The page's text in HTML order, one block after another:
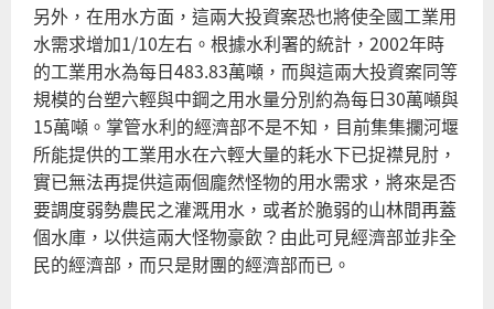
另外，在用水方面，這兩大投資案恐也將使全國工業用
水需求增加1/10左右。根據水利署的統計，2002年時
的工業用水為每日483.83萬噸，而與這兩大投資案同等
規模的台塑六輕與中鋼之用水量分別約為每日30萬噸與
15萬噸。掌管水利的經濟部不是不知，目前集集攔河堰
所能提供的工業用水在六輕大量的耗水下已捉襟見肘，
實已無法再提供這兩個龐然怪物的用水需求，將來是否
要調度弱勢農民之灌溉用水，或者於脆弱的山林間再蓋
個水庫，以供這兩大怪物豪飲？由此可見經濟部並非全
民的經濟部，而只是財團的經濟部而已。